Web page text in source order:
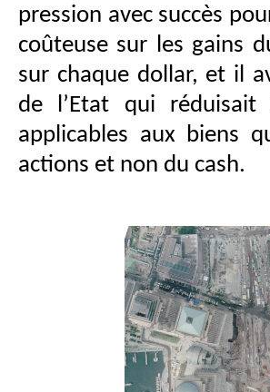
pression avec succès
coûteuse sur les gains
sur chaque dollar, et il
de l’Etat qui
applicables aux biens
actions et non du cash.